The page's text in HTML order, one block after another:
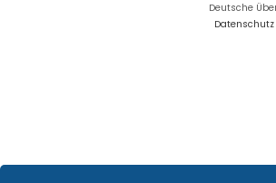
Deutsche
Datenschutz